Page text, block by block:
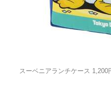
スーベニアランチケース